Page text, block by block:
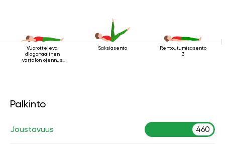
Vuorotteleva
diagonaalinen
vartalon ojennus
Saksiasento
Rentoutumisasento
3
Palkinto
Joustavuus 460